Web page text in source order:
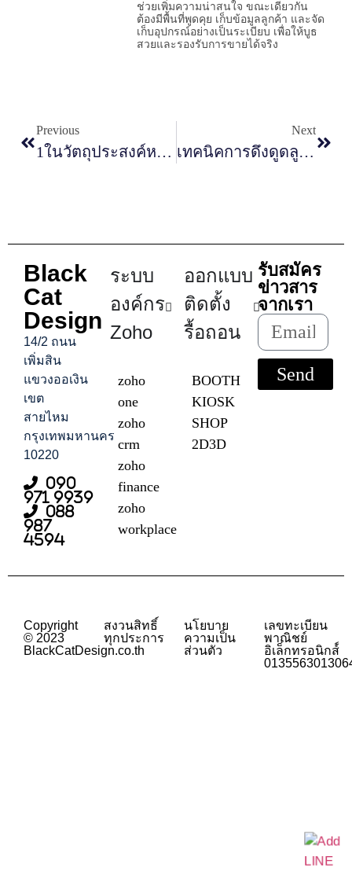
ช่วยเพิ่มความน่าสนใจ ขณะเดียวกัน
ต้องมีพื้นที่พูดคุย เก็บข้อมูลลูกค้า และจัด
เก็บอุปกรณ์อย่างเป็นระเบียบ เพื่อให้บูธ
สวยและรองรับการขายได้จริง
Previous
1ในวัตถุประสงค์หลักของการออกบูธที่คุณควรรู้
Next
เทคนิคการดึงดูดลูกค้าให้แวะบูธของคุณ
Black
Cat
Design
14/2 ถนน
เพิ่มสิน
แขวงออเงิน
เขต
สายไหม
กรุงเทพมหานคร
10220
090
971 9939
088
987
4594
ระบบ
องค์กร
Zoho
zoho
one
zoho
crm
zoho
finance
zoho
workplace
ออกแบบ
ติดตั้ง
รื้อถอน
BOOTH
KIOSK
SHOP
2D3D
รับสมัคร
ข่าวสาร
จากเรา
Send
Copyright
© 2023
BlackCatDesign.co.th
สงวนสิทธิ์
ทุกประการ
นโยบาย
ความเป็น
ส่วนตัว
เลขทะเบียน
พาณิชย์
อิเล็กทรอนิกส์์